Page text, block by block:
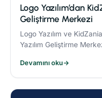
Logo Yazılım’dan
Geliştirme Merkezi
Logo Yazılım ve
Yazılım Geliştirme
kazandırmayı hedefliyor.
Devamını oku→